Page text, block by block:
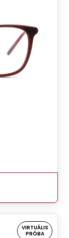
VIRTUÁLIS
PRÓBA